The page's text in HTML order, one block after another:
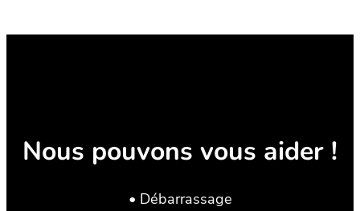
Nous pouvons vous aider !
• Débarrassage